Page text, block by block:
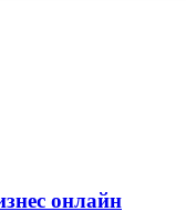
онлайн